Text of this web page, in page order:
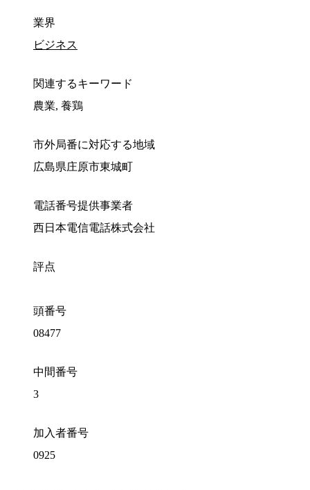
業界
ビジネス
関連するキーワード
農業, 養鶏
市外局番に対応する地域
広島県庄原市東城町
電話番号提供事業者
西日本電信電話株式会社
評点
頭番号
08477
中間番号
3
加入者番号
0925